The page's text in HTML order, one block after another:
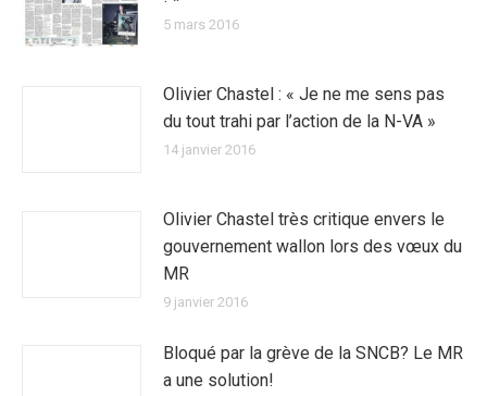
5 mars 2016
Olivier Chastel : « Je ne me sens pas
du tout trahi par l’action de la N-VA »
14 janvier 2016
Olivier Chastel très critique envers le
gouvernement wallon lors des vœux du
MR
9 janvier 2016
Bloqué par la grève de la SNCB? Le MR
a une solution!